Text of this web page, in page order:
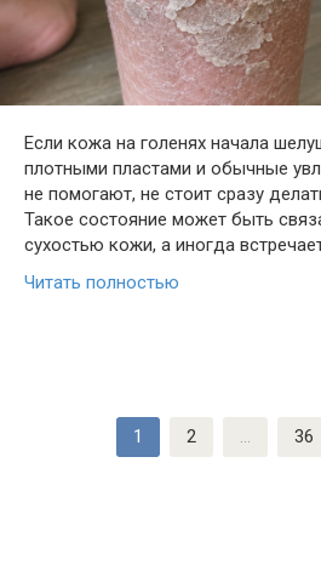
Если кожа на голенях начала
плотными пластами и обычные
не помогают, не стоит сразу
Такое состояние может быть
сухостью кожи, а иногда
Читать полностью
1 2 … 36